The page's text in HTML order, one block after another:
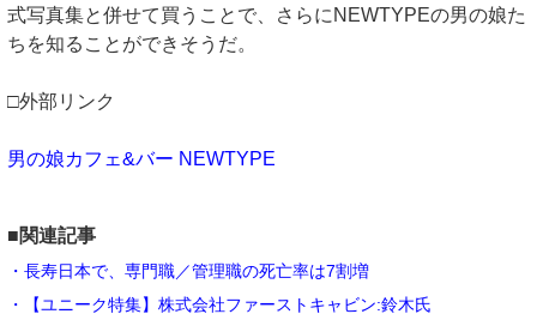
式写真集と併せて買うことで、さらにNEWTYPEの男の娘た
ちを知ることができそうだ。
□外部リンク
男の娘カフェ&バー NEWTYPE
■関連記事
・長寿日本で、専門職／管理職の死亡率は7割増
・【ユニーク特集】株式会社ファーストキャビン:鈴木氏